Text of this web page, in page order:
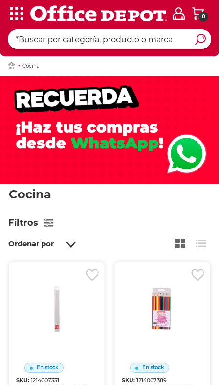
0
Cocina
Cocina
Filtros
Ordenar por
En stock
SKU:1214007331
En stock
SKU: 1214007389